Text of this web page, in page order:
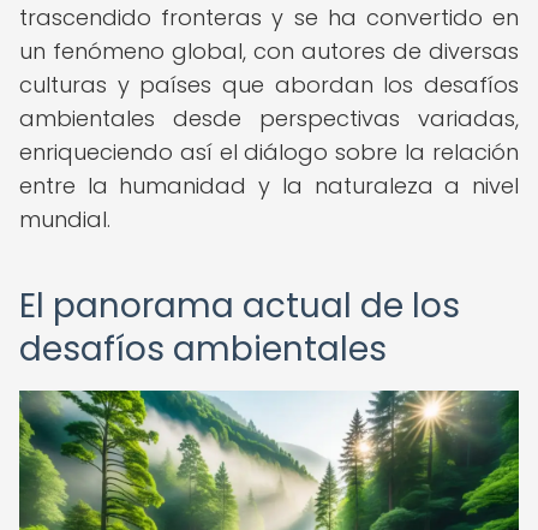
trascendido fronteras y se ha convertido en
un fenómeno global, con autores de diversas
culturas y países que abordan los desafíos
ambientales desde perspectivas variadas,
enriqueciendo así el diálogo sobre la relación
entre la humanidad y la naturaleza a nivel
mundial.
El panorama actual de los
desafíos ambientales